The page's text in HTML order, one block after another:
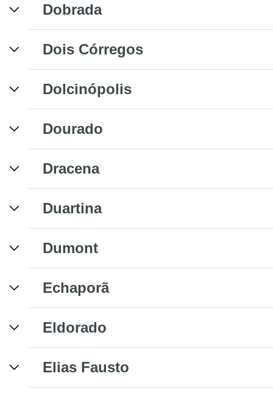
Dobrada
Dois Córregos
Dolcinópolis
Dourado
Dracena
Duartina
Dumont
Echaporã
Eldorado
Elias Fausto